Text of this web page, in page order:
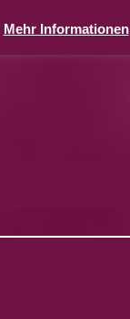
Mehr Informationen